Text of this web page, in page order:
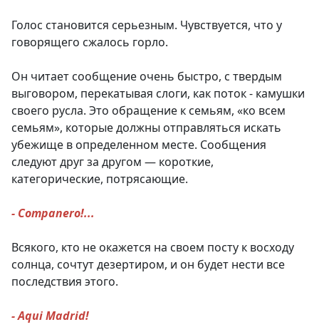
Голос становится серьезным. Чувствуется, что у
говорящего сжалось горло.
Он читает сообщение очень быстро, с твердым
выговором, перекатывая слоги, как поток - камушки
своего русла. Это обращение к семьям, «ко всем
семьям», которые должны отправляться искать
убежище в определенном месте. Сообщения
следуют друг за другом — короткие,
категорические, потрясающие.
- Companero!...
Всякого, кто не окажется на своем посту к восходу
солнца, сочтут дезертиром, и он будет нести все
последствия этого.
- Aqui Madrid!